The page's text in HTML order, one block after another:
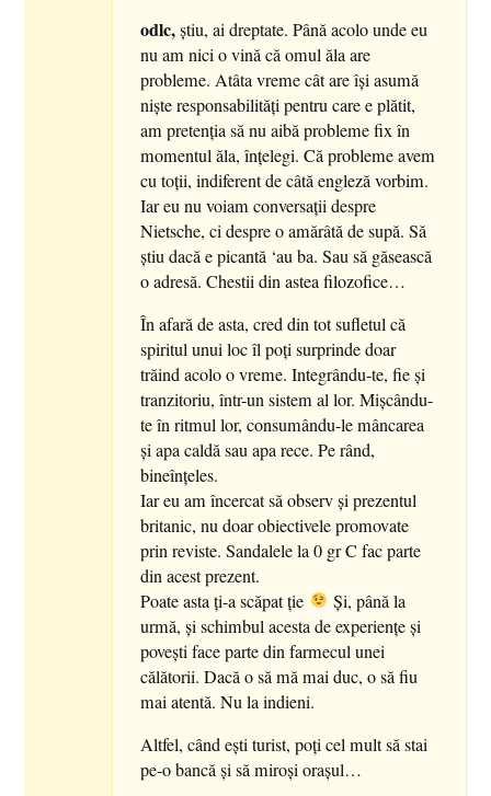
odlc,ştiu, ai dreptate. Până acolo unde eu
nu am nici o vină că omul ăla are
probleme. Atâta vreme cât are îşi asumă
nişte responsabilităţi pentru care e plătit,
am pretenţia să nu aibă probleme fix în
momentul ăla, înţelegi. Că probleme avem
cu toţii, indiferent de câtă engleză vorbim.
Iar eu nu voiam conversaţii despre
Nietsche, ci despre o amărâtă de supă. Să
ştiu dacă e picantă ‘au ba. Sau să găsească
o adresă. Chestii din astea filozofice…
În afară de asta, cred din tot sufletul că
spiritul unui loc îl poţi surprinde doar
trăind acolo o vreme. Integrându-te, fie şi
tranzitoriu, într-un sistem al lor. Mişcându-
te în ritmul lor, consumându-le mâncarea
şi apa caldă sau apa rece. Pe rând,
bineînţeles.
Iar eu am încercat să observ şi prezentul
britanic, nu doar obiectivele promovate
prin reviste. Sandalele la 0 gr C fac parte
din acest prezent.
Poate asta ţi-a scăpat ţie
Şi, până la
urmă, şi schimbul acesta de experienţe şi
poveşti face parte din farmecul unei
călătorii. Dacă o să mă mai duc, o să fiu
mai atentă. Nu la indieni.
Altfel, când eşti turist, poţi cel mult să stai
pe-o bancă şi să miroşi oraşul…